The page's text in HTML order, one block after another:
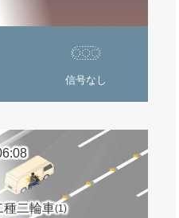
信号なし
種二輪車(1)